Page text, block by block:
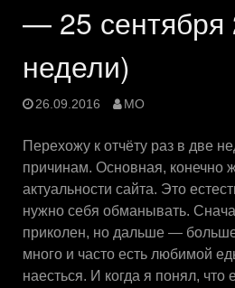
— 25 сентября
недели)
26.09.2016 MO
Перехожу к отчёту раз в две
причинам. Основная, конечно
актуальности сайта. Это
нужно себя обманывать.
приколен, но дальше —
много и часто есть любимой
наесться. И когда я понял, что